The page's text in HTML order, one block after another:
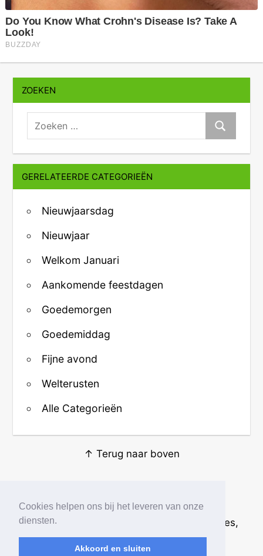
Cookies helpen ons bij het leveren van onze
diensten.
Akkoord en sluiten
ZOEKEN
zoeken:
Zoeken
GERELATEERDE CATEGORIEËN
Nieuwjaarsdag
Nieuwjaar
Welkom Januari
Aankomende feestdagen
Goedemorgen
Goedemiddag
Fijne avond
Welterusten
Alle Categorieën
↑ Terug naar boven
© 2026
· Plaatjes, animaties,
afbeeldingen en fotos